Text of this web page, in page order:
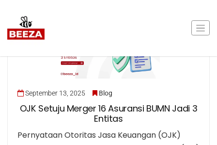
September 13, 2025 Blog
OJK Setuju Merger 16 Asuransi BUMN Jadi 3
Entitas
Pernyataan Otoritas Jasa Keuangan (OJK)